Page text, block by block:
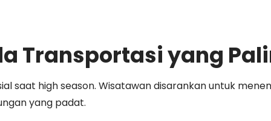
Transportasi yang
saat high season. Wisatawan disarankan untuk
yang padat.